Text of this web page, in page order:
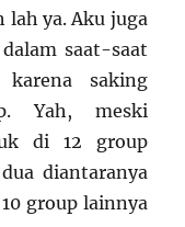
lah ya. Aku juga
saat-saat
saking
Yah, meski
di 12 group
diantaranya
group lainnya